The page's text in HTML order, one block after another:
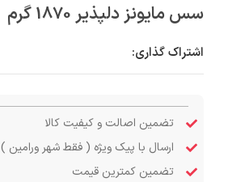
سس مایونز دلپذیر 1870 گرم
اشتراک گذاری:
تضمین اصالت و کیفیت کالا
ارسال با پیک ویژه ( فقط شهر ورامین )
تضمین کمترین قیمت